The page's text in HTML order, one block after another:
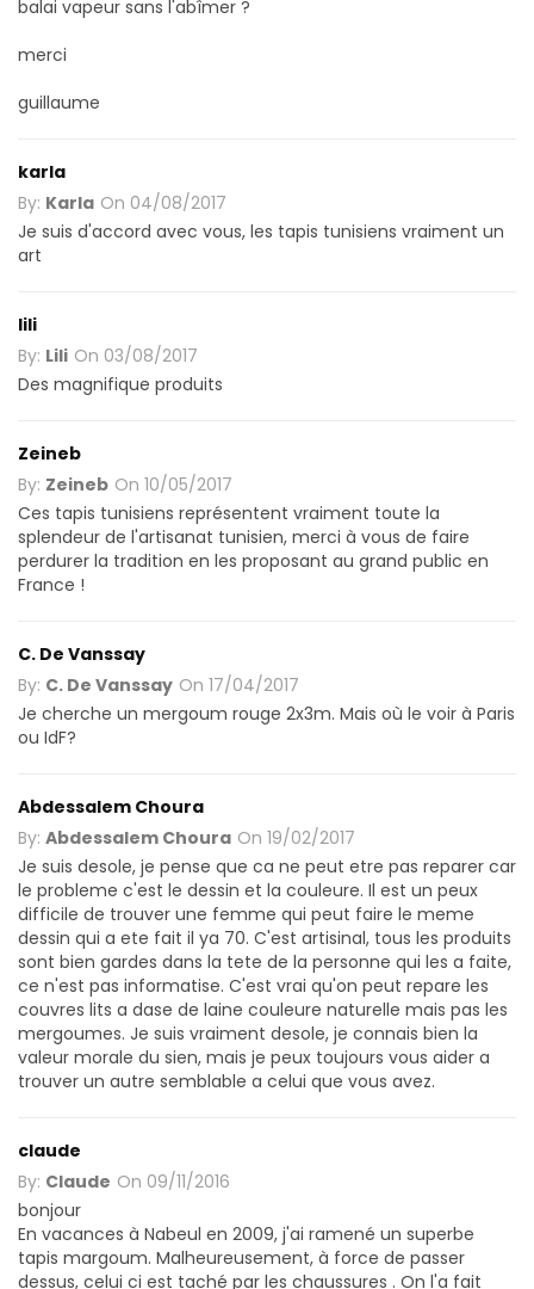
balai vapeur sans l'abîmer ?
merci
guillaume
karla
By: Karla On 04/08/2017
Je suis d'accord avec vous, les tapis tunisiens vraiment un
art
lili
By: Lili On 03/08/2017
Des magnifique produits
Zeineb
By: Zeineb On 10/05/2017
Ces tapis tunisiens représentent vraiment toute la
splendeur de l'artisanat tunisien, merci à vous de faire
perdurer la tradition en les proposant au grand public en
France !
C. De Vanssay
By: C. De Vanssay On 17/04/2017
Je cherche un mergoum rouge 2x3m. Mais où le voir à Paris
ou IdF?
Abdessalem Choura
By: Abdessalem Choura On 19/02/2017
Je suis desole, je pense que ca ne peut etre pas reparer car
le probleme c'est le dessin et la couleure. Il est un peux
difficile de trouver une femme qui peut faire le meme
dessin qui a ete fait il ya 70. C'est artisinal, tous les produits
sont bien gardes dans la tete de la personne qui les a faite,
ce n'est pas informatise. C'est vrai qu'on peut repare les
couvres lits a dase de laine couleure naturelle mais pas les
mergoumes. Je suis vraiment desole, je connais bien la
valeur morale du sien, mais je peux toujours vous aider a
trouver un autre semblable a celui que vous avez.
claude
By: Claude On 09/11/2016
bonjour
En vacances à Nabeul en 2009, j'ai ramené un superbe
tapis margoum. Malheureusement, à force de passer
dessus, celui ci est taché par les chaussures . On l'a fait